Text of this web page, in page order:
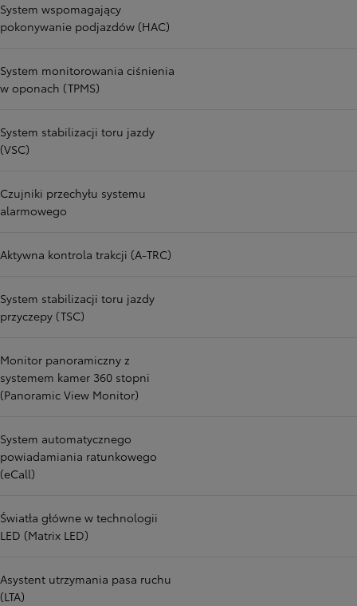
System wspomagający
pokonywanie podjazdów (HAC)
System monitorowania ciśnienia
w oponach (TPMS)
System stabilizacji toru jazdy
(VSC)
Czujniki przechyłu systemu
alarmowego
Aktywna kontrola trakcji (A-TRC)
System stabilizacji toru jazdy
przyczepy (TSC)
Monitor panoramiczny z
systemem kamer 360 stopni
(Panoramic View Monitor)
System automatycznego
powiadamiania ratunkowego
(eCall)
Światła główne w technologii
LED (Matrix LED)
Asystent utrzymania pasa ruchu
(LTA)